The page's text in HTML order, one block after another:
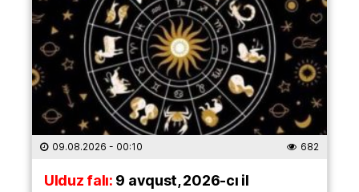
09.08.2026 - 00:10 682
Ulduz falı:9 avqust, 2026-cı il